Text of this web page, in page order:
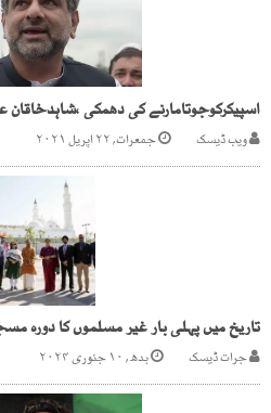
اسپیکرکوجوتامارنے کی دھمکی
ویب ڈیسک جمعرات, ۲۲ اپریل ۲۰۲۱
تاریخ میں پہلی بار غیر مسلموں کا دورہ
جرات ڈیسک بدھ, ۱۰ جنوری ۲۰۲۴